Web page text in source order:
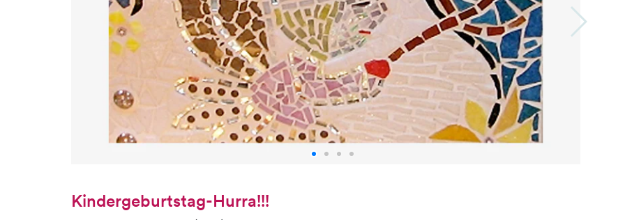
Kindergeburtstag-Hurra!!!